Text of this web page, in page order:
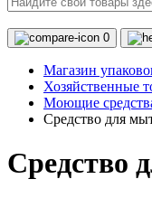
0
Магазин
Хозяйственные
Моющие
Средство для
Средство